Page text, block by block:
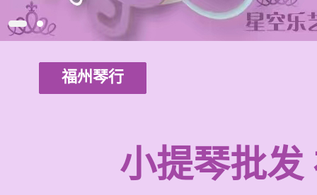
福州琴行
小提琴批发